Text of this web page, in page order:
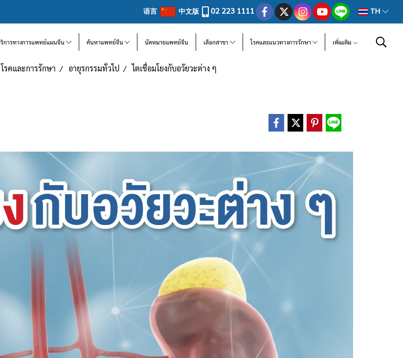
语言 中文版 02 223 1111 TH
การทางการแพทย์แผนจีน ค้นหาแพทย์จีน นัดหมายแพทย์จีน เลือกสาขา โรคและแนวทางการรักษา เพิ่มเติม
โรคและการรักษา อายุรกรรมทั่วไป ไตเชื่อมโยงกับอวัยวะต่าง ๆ